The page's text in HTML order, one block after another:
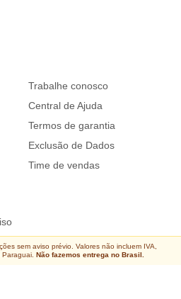
Trabalhe conosco
Central de Ajuda
Termos de garantia
Exclusão de Dados
Time de vendas
sem aviso prévio. Valores não incluem IVA,
Não fazemos entrega no Brasil.